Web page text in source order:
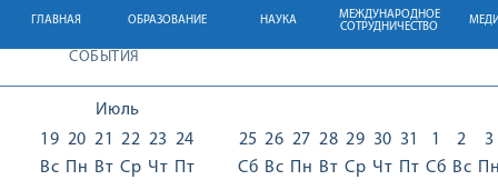
ГЛАВНАЯ ОБРАЗОВАНИЕ НАУКА
МЕЖДУНАРОДНОЕ
СОТРУДНИЧЕСТВО
СОБЫТИЯ
Июль
19
Вс
20
Пн
21
Вт
22
Ср
23
Чт
24
Пт
25
Сб
26
Вс
27
Пн
28
Вт
29
Ср
30
Чт
31
Пт
1
Сб
2
Вс
3